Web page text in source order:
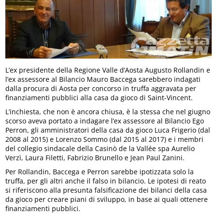
L’ex presidente della Regione Valle d’Aosta Augusto Rollandin e
l’ex assessore al Bilancio Mauro Baccega sarebbero indagati
dalla procura di Aosta per concorso in truffa aggravata per
finanziamenti pubblici alla casa da gioco di Saint-Vincent.
L’inchiesta, che non è ancora chiusa, è la stessa che nel giugno
scorso aveva portato a indagare l’ex assessore al Bilancio Ego
Perron, gli amministratori della casa da gioco Luca Frigerio (dal
2008 al 2015) e Lorenzo Sommo (dal 2015 al 2017) e i membri
del collegio sindacale della Casinò de la Vallée spa Aurelio
Verzì, Laura Filetti, Fabrizio Brunello e Jean Paul Zanini.
Per Rollandin, Baccega e Perron sarebbe ipotizzata solo la
truffa, per gli altri anche il falso in bilancio. Le ipotesi di reato
si riferiscono alla presunta falsificazione dei bilanci della casa
da gioco per creare piani di sviluppo, in base ai quali ottenere
finanziamenti pubblici.